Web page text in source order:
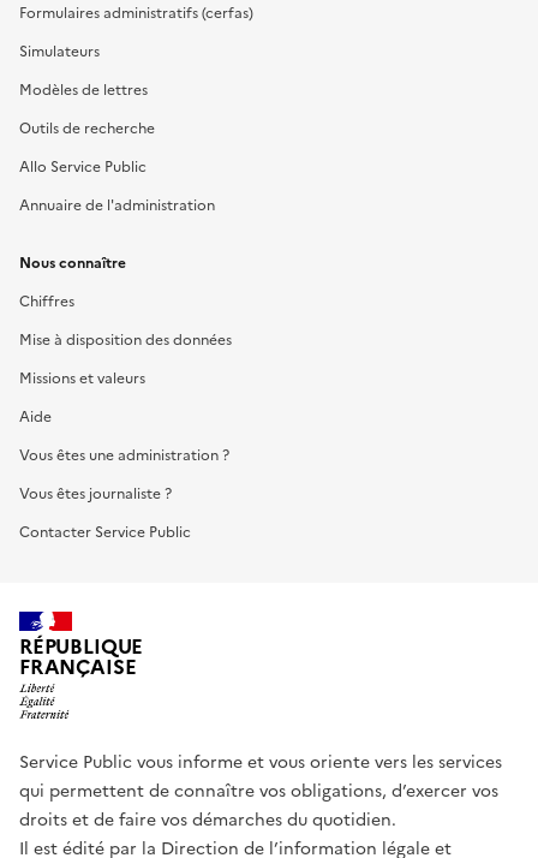
Formulaires administratifs (cerfas)
Simulateurs
Modèles de lettres
Outils de recherche
Allo Service Public
Annuaire de l'administration
Nous connaître
Chiffres
Mise à disposition des données
Missions et valeurs
Aide
Vous êtes une administration ?
Vous êtes journaliste ?
Contacter Service Public
RÉPUBLIQUE
FRANÇAISE
Service Public vous informe et vous oriente vers les services
qui permettent de connaître vos obligations, d’exercer vos
droits et de faire vos démarches du quotidien.
Il est édité par la Direction de l’information légale et